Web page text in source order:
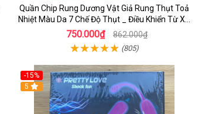
Quần Chip Rung Dương Vật Giả Rung Thụt Toả
Nhiệt Màu Da 7 Chế Độ Thụt _ Điều Khiển Từ Xa
Bằng Remote
750.000₫ 862.000₫
(805)
-15%
5